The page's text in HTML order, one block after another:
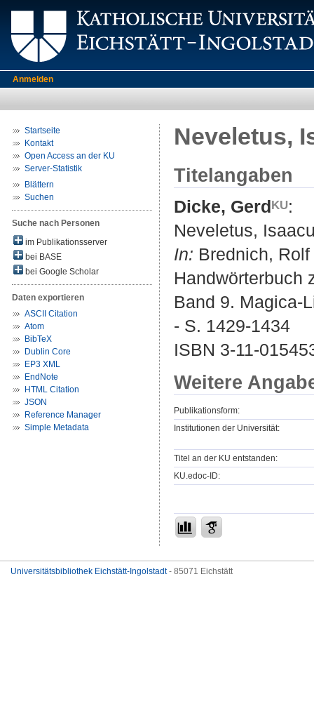
Anmelden
Startseite
Kontakt
Open Access an der KU
Server-Statistik
Blättern
Suchen
Suche nach Personen
im Publikationsserver
bei BASE
bei Google Scholar
Daten exportieren
ASCII Citation
Atom
BibTeX
Dublin Core
EP3 XML
EndNote
HTML Citation
JSON
Reference Manager
Simple Metadata
Neveletus,
Titelangaben
Dicke, Gerd
:
Neveletus,
In: Brednich,
Handwörterbuch
Band 9. Magica-
- S. 1429-1434
ISBN 3-11-
Weitere
Publikationsform:
Institutionen der Universität:
Titel an der KU entstanden:
KU.edoc-ID:
Universitätsbibliothek Eichstätt-Ingolstadt- 85071 Eichstätt